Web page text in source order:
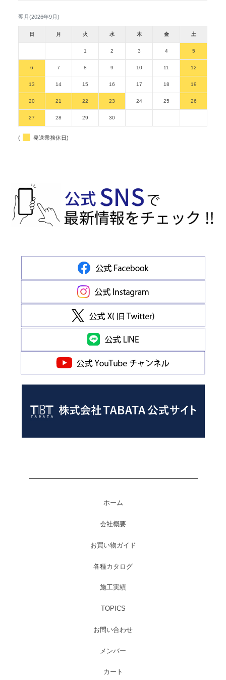
翌月(2026年9月)
日 月 火 水 木 金 土
1 2 3 4 5
6 7 8 9 10 11 12
13 14 15 16 17 18 19
20 21 22 23 24 25 26
27 28 29 30
( 発送業務休日)
ホーム
会社概要
お買い物ガイド
各種カタログ
施工実績
TOPICS
お問い合わせ
メンバー
カート